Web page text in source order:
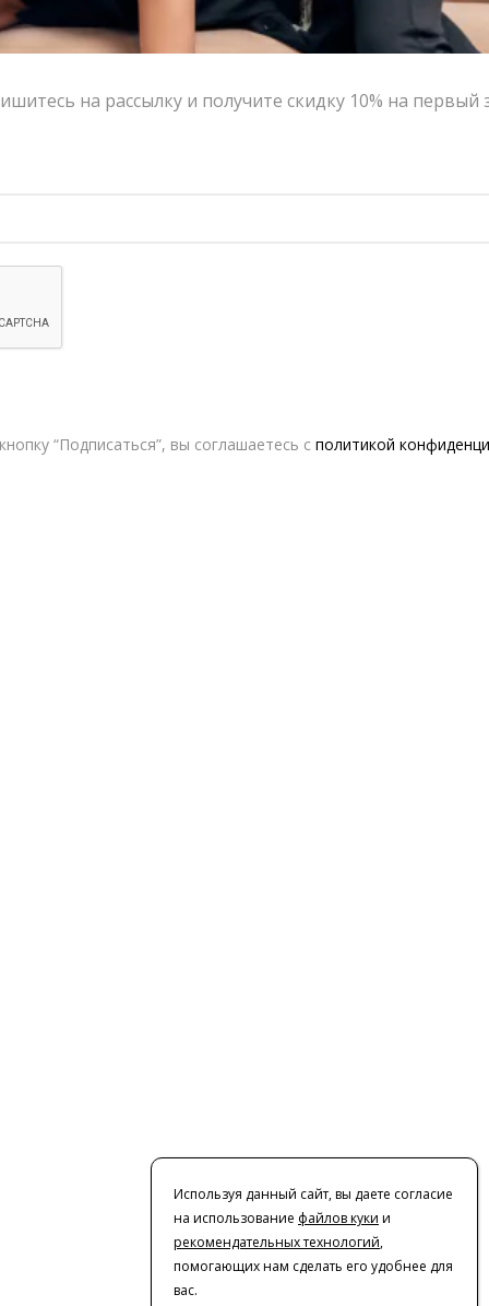
Контакты
Сотрудничество с дизайнерами
Оферта
Используя данный сайт, вы даете согласие
на использование файлов куки и
рекомендательных технологий,
помогающих нам сделать его удобнее для
вас.
на рассылку и получите скидку 10% на первый
“Подписаться”, вы соглашаетесь с политикой